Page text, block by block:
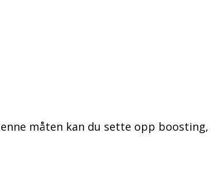
måten kan du sette opp boosting,